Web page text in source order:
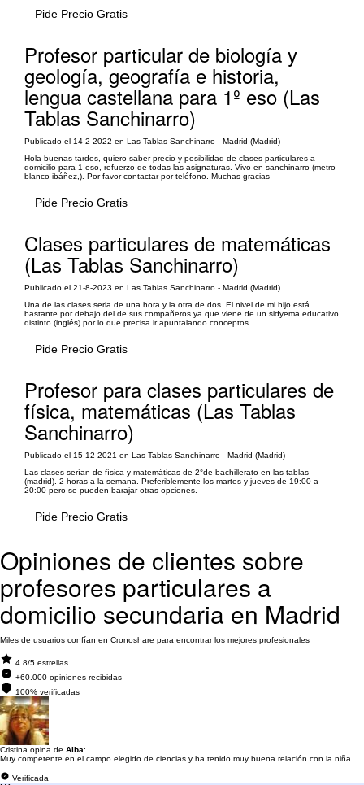
Pide Precio Gratis
Profesor particular de biología y
geología, geografía e historia,
lengua castellana para 1º eso (Las
Tablas Sanchinarro)
Publicado el 14-2-2022 en Las Tablas Sanchinarro - Madrid (Madrid)
Hola buenas tardes, quiero saber precio y posibilidad de clases particulares a
domicilio para 1 eso, refuerzo de todas las asignaturas. Vivo en sanchinarro (metro
blanco ibáñez,). Por favor contactar por teléfono. Muchas gracias
Pide Precio Gratis
Clases particulares de matemáticas
(Las Tablas Sanchinarro)
Publicado el 21-8-2023 en Las Tablas Sanchinarro - Madrid (Madrid)
Una de las clases seria de una hora y la otra de dos. El nivel de mi hijo está
bastante por debajo del de sus compañeros ya que viene de un sidyema educativo
distinto (inglés) por lo que precisa ir apuntalando conceptos.
Pide Precio Gratis
Profesor para clases particulares de
física, matemáticas (Las Tablas
Sanchinarro)
Publicado el 15-12-2021 en Las Tablas Sanchinarro - Madrid (Madrid)
Las clases serían de física y matemáticas de 2°de bachillerato en las tablas
(madrid). 2 horas a la semana. Preferiblemente los martes y jueves de 19:00 a
20:00 pero se pueden barajar otras opciones.
Pide Precio Gratis
Opiniones de clientes sobre
profesores particulares a
domicilio secundaria en Madrid
Miles de usuarios confían en Cronoshare para encontrar los mejores profesionales
4.8/5 estrellas
+60.000 opiniones recibidas
100% verificadas
Cristina opina de Alba:
Muy competente en el campo elegido de ciencias y ha tenido muy buena relación con la niña
Verificada